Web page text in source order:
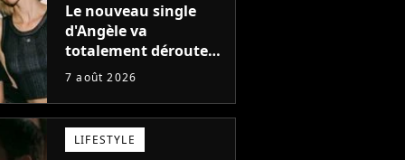
Le nouveau single
d'Angèle va
totalement dérouter
le public, et c'est une
7 août 2026
LIFESTYLE